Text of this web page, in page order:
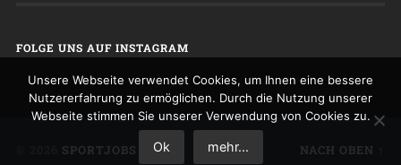
FOLGE UNS AUF INSTAGRAM
SPORTJOBS NACH OBEN ↑
Unsere Webseite verwendet Cookies, um Ihnen eine bessere
Nutzererfahrung zu ermöglichen. Durch die Nutzung unserer
Webseite stimmen Sie unserer Verwendung von Cookies zu.
Ok mehr...